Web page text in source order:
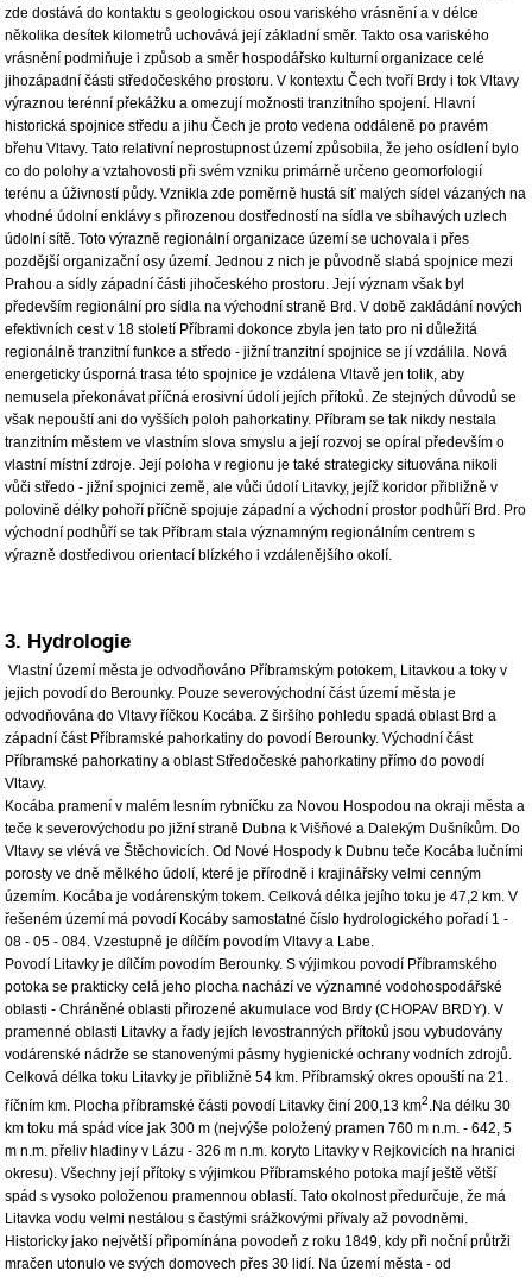
zde dostává do kontaktu s geologickou osou variského vrásnění a v délce
několika desítek kilometrů uchovává její základní směr. Takto osa variského
vrásnění podmiňuje i způsob a směr hospodářsko kulturní organizace celé
jihozápadní části středočeského prostoru. V kontextu Čech tvoří Brdy i tok Vltavy
výraznou terénní překážku a omezují možnosti tranzitního spojení. Hlavní
historická spojnice středu a jihu Čech je proto vedena oddáleně po pravém
břehu Vltavy. Tato relativní neprostupnost území způsobila, že jeho osídlení bylo
co do polohy a vztahovosti při svém vzniku primárně určeno geomorfologií
terénu a úživností půdy. Vznikla zde poměrně hustá síť malých sídel vázaných na
vhodné údolní enklávy s přirozenou dostředností na sídla ve sbíhavých uzlech
údolní sítě. Toto výrazně regionální organizace území se uchovala i přes
pozdější organizační osy území. Jednou z nich je původně slabá spojnice mezi
Prahou a sídly západní části jihočeského prostoru. Její význam však byl
především regionální pro sídla na východní straně Brd. V době zakládání nových
efektivních cest v 18 století Příbrami dokonce zbyla jen tato pro ni důležitá
regionálně tranzitní funkce a středo - jižní tranzitní spojnice se jí vzdálila. Nová
energeticky úsporná trasa této spojnice je vzdálena Vltavě jen tolik, aby
nemusela překonávat příčná erosivní údolí jejích přítoků. Ze stejných důvodů se
však nepouští ani do vyšších poloh pahorkatiny. Příbram se tak nikdy nestala
tranzitním městem ve vlastním slova smyslu a její rozvoj se opíral především o
vlastní místní zdroje. Její poloha v regionu je také strategicky situována nikoli
vůči středo - jižní spojnici země, ale vůči údolí Litavky, jejíž koridor přibližně v
polovině délky pohoří příčně spojuje západní a východní prostor podhůří Brd. Pro
východní podhůří se tak Příbram stala významným regionálním centrem s
výrazně dostředivou orientací blízkého i vzdálenějšího okolí.
3. Hydrologie
Vlastní území města je odvodňováno Příbramským potokem, Litavkou a toky v
jejich povodí do Berounky. Pouze severovýchodní část území města je
odvodňována do Vltavy říčkou Kocába. Z širšího pohledu spadá oblast Brd a
západní část Příbramské pahorkatiny do povodí Berounky. Východní část
Příbramské pahorkatiny a oblast Středočeské pahorkatiny přímo do povodí
Vltavy.
Kocába pramení v malém lesním rybníčku za Novou Hospodou na okraji města a
teče k severovýchodu po jižní straně Dubna k Višňové a Dalekým Dušníkům. Do
Vltavy se vlévá ve Štěchovicích. Od Nové Hospody k Dubnu teče Kocába lučními
porosty ve dně mělkého údolí, které je přírodně i krajinářsky velmi cenným
územím. Kocába je vodárenským tokem. Celková délka jejího toku je 47,2 km. V
řešeném území má povodí Kocáby samostatné číslo hydrologického pořadí 1 -
08 - 05 - 084. Vzestupně je dílčím povodím Vltavy a Labe.
Povodí Litavky je dílčím povodím Berounky. S výjimkou povodí Příbramského
potoka se prakticky celá jeho plocha nachází ve významné vodohospodářské
oblasti - Chráněné oblasti přirozené akumulace vod Brdy (CHOPAV BRDY). V
pramenné oblasti Litavky a řady jejích levostranných přítoků jsou vybudovány
vodárenské nádrže se stanovenými pásmy hygienické ochrany vodních zdrojů.
Celková délka toku Litavky je přibližně 54 km. Příbramský okres opouští na 21.
říčním km. Plocha příbramské části povodí Litavky činí 200,13 km2.Na délku 30
km toku má spád více jak 300 m (nejvýše položený pramen 760 m n.m. - 642, 5
m n.m. přeliv hladiny v Lázu - 326 m n.m. koryto Litavky v Rejkovicích na hranici
okresu). Všechny její přítoky s výjimkou Příbramského potoka mají ještě větší
spád s vysoko položenou pramennou oblastí. Tato okolnost předurčuje, že má
Litavka vodu velmi nestálou s častými srážkovými přívaly až povodněmi.
Historicky jako největší připomínána povodeň z roku 1849, kdy při noční průtrži
mračen utonulo ve svých domovech přes 30 lidí. Na území města - od